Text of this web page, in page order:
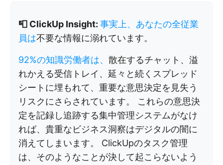
📮 ClickUp Insight: 事実上、あなたの全従業
員は不要な情報に溺れています。
92%の知識労働者は、 散在するチャット、溢
れかえる受信トレイ、延々と続くスプレッド
シートに埋もれて、重要な意思決定を見失う
リスクにさらされています。 これらの意思決
定を記録し追跡する集中管理システムがなけ
れば、貴重なビジネス洞察はデジタルの闇に
消えてしまいます。 ClickUpのタスク管理
は、そのようなことが決して起こらないよう